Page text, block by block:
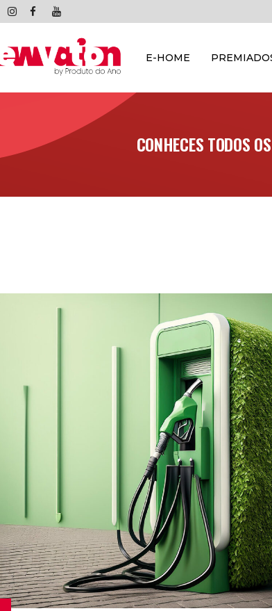
E-HOME
CONHECES TODOS